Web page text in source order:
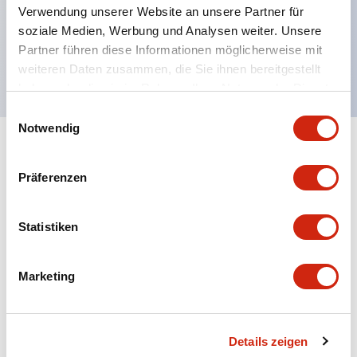
Verwendung unserer Website an unsere Partner für
soziale Medien, Werbung und Analysen weiter. Unsere
Partner führen diese Informationen möglicherweise mit
weiteren Daten zusammen, die Sie ihnen bereitgestellt
haben oder die sie im Rahmen Ihrer Nutzung der Dienste
Notwendig
Präferenzen
Statistiken
Marketing
Details zeigen
Normen. CCC-zertifiziert (außer Anzeigeleuchten).
Mit speziellem Zubehör leicht auf Φ22 Flash-
Silhouette umstellbar
Electrical Specifications (rated illuminated